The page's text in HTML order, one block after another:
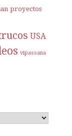
proyectos
USA
vipassana